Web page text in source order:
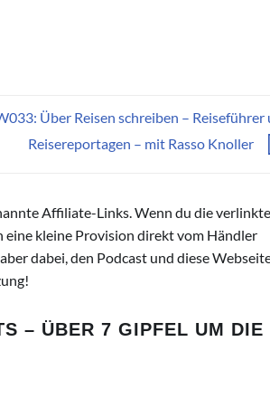
Über Reisen schreiben – Reiseführer
Reisereportagen – mit Rasso Knoller
Affiliate-Links. Wenn du die
eine kleine Provision direkt vom Händler
dabei, den Podcast und diese
– ÜBER 7 GIPFEL UM DIE